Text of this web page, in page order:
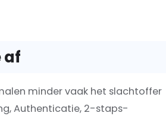
af
minder vaak het slachtoffer
Authenticatie, 2-staps-